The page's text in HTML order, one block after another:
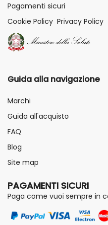
Pagamenti sicuri
Cookie Policy Privacy Policy
Guida alla navigazione
Marchi
Guida all'acquisto
FAQ
Blog
Site map
PAGAMENTI SICURI
Paga come vuoi sempre in